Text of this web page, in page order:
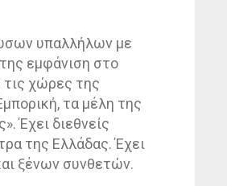
υπαλλήλων με
εμφάνιση στο
τις χώρες της
τα μέλη της
Έχει διεθνείς
της Ελλάδας. Έχει
ξένων συνθετών.